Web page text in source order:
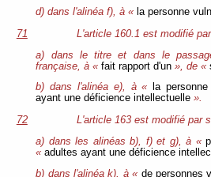
d) dans l'alinéa f), à « la personne
71
L'article 160.1 est modifié
a) dans le titre et dans le
française, à «fait rapport d'un », de «
b) dans l'alinéa e), à «
la
ayant une déficience intellectuelle ».
72
L'article 163 est modifié par
a) dans les alinéas b), f) et g), à «
« adultes ayant une déficience
b) dans l'alinéa k), à « de personnes